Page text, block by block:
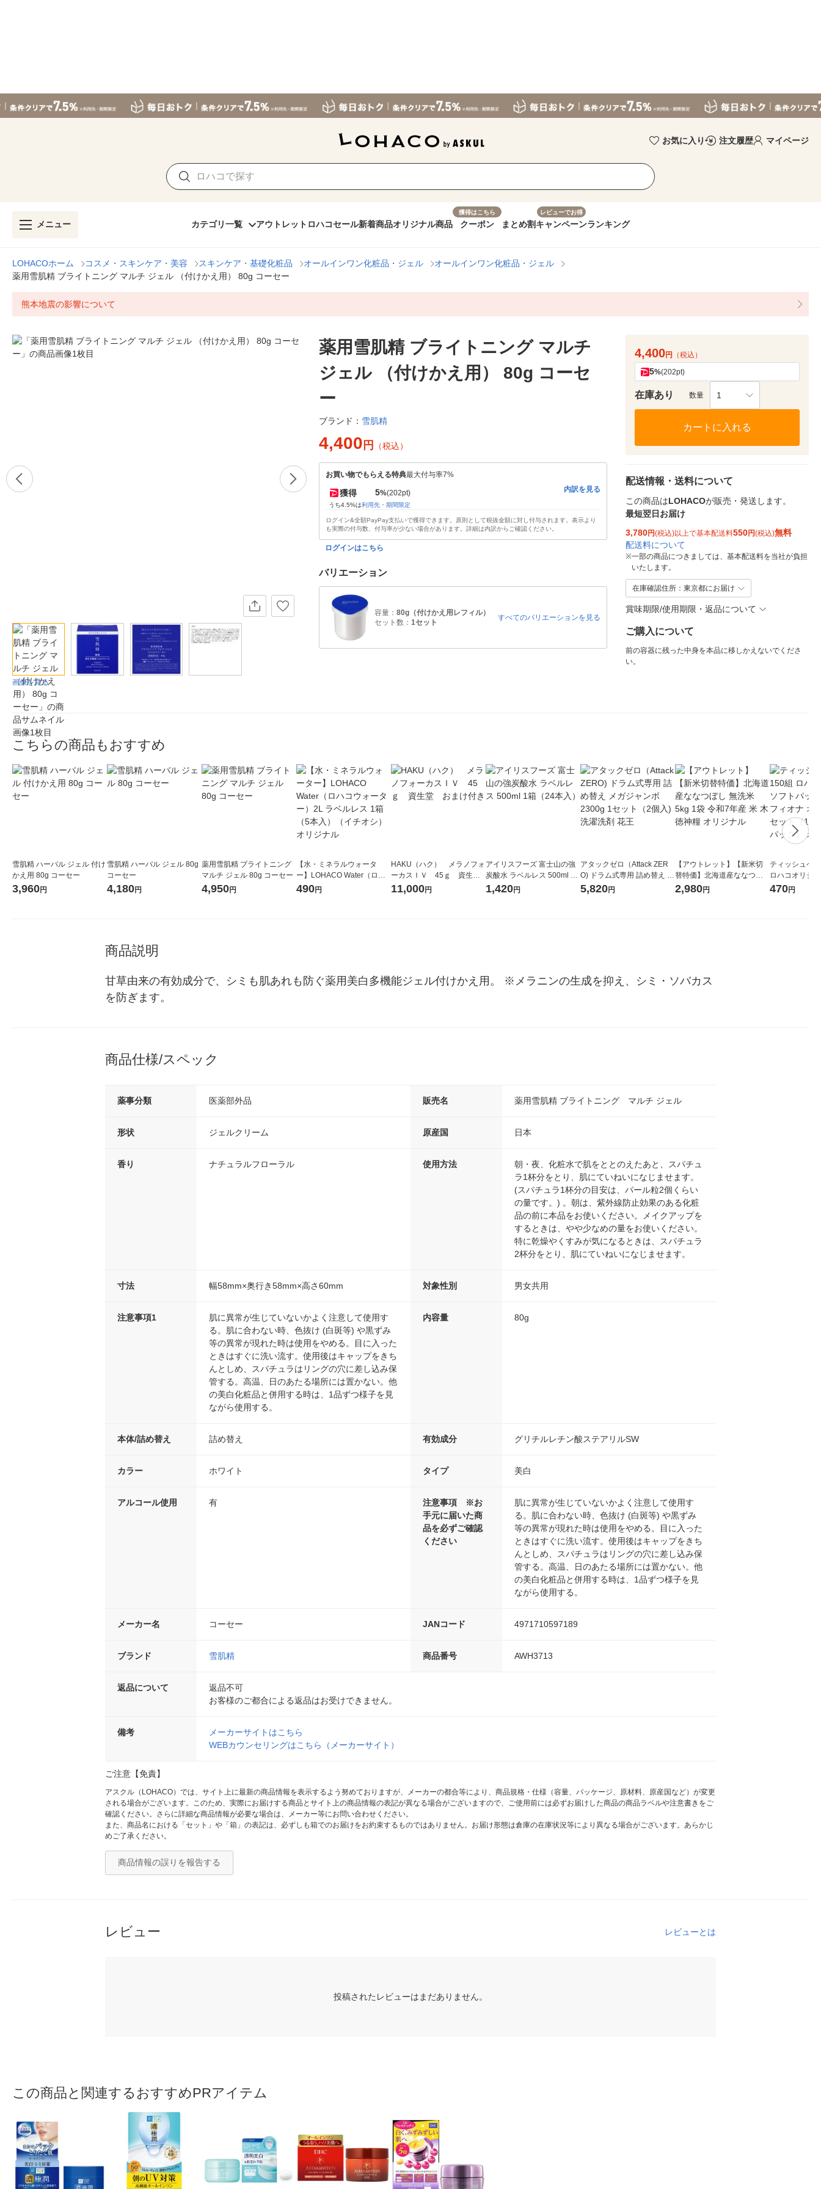
お気に入り 注文履歴 マイページ
メニュー カテゴリ一覧 アウトレット ロハコセール新着商品オリジナル商品
獲得はこちら
クーポン まとめ割
レビューでお得
キャンペーンランキング
LOHACOホーム コスメ・スキンケア・美容 スキンケア・基礎化粧品 オールインワン化粧品・ジェル
オールインワン化粧品・ジェル
薬用雪肌精 ブライトニング マルチ ジェル （付けかえ用） 80g コーセー
熊本地震の影響について
画像を見る
薬用雪肌精 ブライトニング マルチ
ジェル （付けかえ用） 80g コーセ
ー
ブランド： 雪肌精
4,400 円 （税込）
お買い物でもらえる特典最大付与率7%
獲得 5%(202pt)
うち4.5%は利用先・期間限定
内訳を見る
ログイン&全額PayPay支払いで獲得できます。原則として税抜金額に対し付与されます。表示より
も実際の付与数、付与率が少ない場合があります。詳細は内訳からご確認ください。
ログインはこちら
バリエーション
容量： 80g（付けかえ用レフィル）
セット数： 1セット
すべてのバリエーションを見る
4,400円 （税込）
5%(202pt)
在庫あり 数量 1
カートに入れる
配送情報・送料について
この商品はLOHACOが販売・発送します。
最短翌日お届け
3,780円(税込)以上で基本配送料550円(税込)無料
配送料について
※一部の商品につきましては、基本配送料を当社が負担
いたします。
在庫確認住所：東京都にお届け
賞味期限/使用期限・返品について
ご購入について
前の容器に残った中身を本品に移しかえないでくださ
い。
こちらの商品もおすすめ
雪肌精 ハーバル ジェル 付け
かえ用 80g コーセー
3,960円
雪肌精 ハーバル ジェル 80g
コーセー
4,180円
薬用雪肌精 ブライトニング
マルチ ジェル 80g コーセー
4,950円
【水・ミネラルウォータ
ー】LOHACO Water（ロハ
コウォーター）2L ラベルレ
490円
HAKU（ハク） メラノフォ
ーカスＩＶ 45ｇ 資生
堂 おまけ付き
11,000円
アイリスフーズ 富士山の強
炭酸水 ラベルレス 500ml 1
箱（24本入）
1,420円
アタックゼロ（Attack ZER
O) ドラム式専用 詰め替え メ
ガジャンボ 2300g 1セット
5,820円
【アウトレット】【新米切
替特価】北海道産ななつぼ
し 無洗米 5kg 1袋 令和7年産
2,980円
ティッシュペ
ロハコオリジ
ックティッシ
470円
商品説明
甘草由来の有効成分で、シミも肌あれも防ぐ薬用美白多機能ジェル付けかえ用。 ※メラニンの生成を抑え、シミ・ソバカス
を防ぎます。
商品仕様/スペック
薬事分類 医薬部外品 販売名 薬用雪肌精 ブライトニング マルチ ジェル
形状 ジェルクリーム 原産国 日本
香り ナチュラルフローラル 使用方法
朝・夜、化粧水で肌をととのえたあと、スパチュ
ラ1杯分をとり、肌にていねいになじませます。
(スパチュラ1杯分の目安は、パール粒2個くらい
の量です。) 。朝は、紫外線防止効果のある化粧
品の前に本品をお使いください。メイクアップを
するときは、やや少なめの量をお使いください。
特に乾燥やくすみが気になるときは、スパチュラ
2杯分をとり、肌にていねいになじませます。
寸法 幅58mm×奥行き58mm×高さ60mm 対象性別 男女共用
注意事項1
肌に異常が生じていないかよく注意して使用す
る。肌に合わない時、色抜け (白斑等) や黒ずみ
等の異常が現れた時は使用をやめる。目に入った
ときはすぐに洗い流す。使用後はキャップをきち
んとしめ、スパチュラはリングの穴に差し込み保
管する。高温、日のあたる場所には置かない。他
の美白化粧品と併用する時は、1品ずつ様子を見
ながら使用する。
内容量 80g
本体/詰め替え 詰め替え 有効成分 グリチルレチン酸ステアリルSW
カラー ホワイト タイプ 美白
アルコール使用 有
注意事項 ※お
手元に届いた商
品を必ずご確認
ください
肌に異常が生じていないかよく注意して使用す
る。肌に合わない時、色抜け (白斑等) や黒ずみ
等の異常が現れた時は使用をやめる。目に入った
ときはすぐに洗い流す。使用後はキャップをきち
んとしめ、スパチュラはリングの穴に差し込み保
管する。高温、日のあたる場所には置かない。他
の美白化粧品と併用する時は、1品ずつ様子を見
ながら使用する。
メーカー名 コーセー JANコード 4971710597189
ブランド 雪肌精 商品番号 AWH3713
返品について
返品不可
お客様のご都合による返品はお受けできません。
備考
メーカーサイトはこちら
WEBカウンセリングはこちら（メーカーサイト）
ご注意【免責】
アスクル（LOHACO）では、サイト上に最新の商品情報を表示するよう努めておりますが、メーカーの都合等により、商品規格・仕様（容量、パッケージ、原材料、原産国など）が変更
される場合がございます。このため、実際にお届けする商品とサイト上の商品情報の表記が異なる場合がございますので、ご使用前には必ずお届けした商品の商品ラベルや注意書きをご
確認ください。さらに詳細な商品情報が必要な場合は、メーカー等にお問い合わせください。
また、商品名における「セット」や「箱」の表記は、必ずしも箱でのお届けをお約束するものではありません。お届け形態は倉庫の在庫状況等により異なる場合がございます。あらかじ
めご了承ください。
商品情報の誤りを報告する
レビュー レビューとは
投稿されたレビューはまだありません。
この商品と関連するおすすめPRアイテム